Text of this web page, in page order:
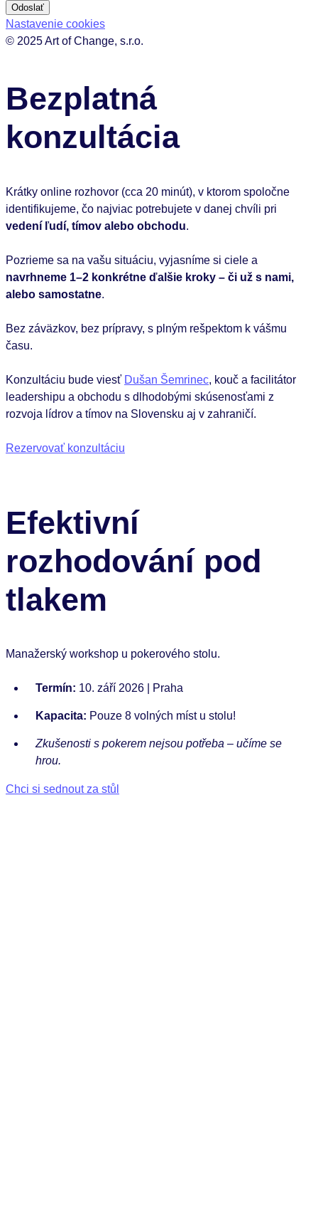
Odoslať
Nastavenie cookies
© 2025 Art of Change, s.r.o.
Bezplatná
konzultácia
Krátky online rozhovor (cca 20 minút), v ktorom spoločne
identifikujeme, čo najviac potrebujete v danej chvíli pri
vedení ľudí, tímov alebo obchodu.
Pozrieme sa na vašu situáciu, vyjasníme si ciele a
navrhneme 1–2 konkrétne ďalšie kroky – či už s nami,
alebo samostatne.
Bez záväzkov, bez prípravy, s plným rešpektom k vášmu
času.
Konzultáciu bude viesť Dušan Šemrinec, kouč a facilitátor
leadershipu a obchodu s dlhodobými skúsenosťami z
rozvoja lídrov a tímov na Slovensku aj v zahraničí.
Rezervovať konzultáciu
Efektivní
rozhodování pod
tlakem
Manažerský workshop u pokerového stolu.
Termín: 10. září 2026 | Praha
Kapacita: Pouze 8 volných míst u stolu!
Zkušenosti s pokerem nejsou potřeba – učíme se
hrou.
Chci si sednout za stůl